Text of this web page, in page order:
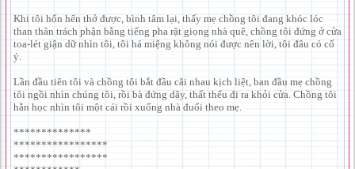
Khi tôi hổn hển thở được, bình tâm lại, thấy mẹ chồng tôi đang khóc lóc
than thân trách phận bằng tiếng pha rặt giọng nhà quê, chồng tôi đứng ở cửa
toa-lét giận dữ nhìn tôi, tôi há miệng không nói được nên lời, tôi đâu có cố
ý.
Lần đầu tiên tôi và chồng tôi bắt đầu cãi nhau kịch liệt, ban đầu mẹ chồng
tôi ngồi nhìn chúng tôi, rồi bà đứng dậy, thất thểu đi ra khỏi cửa. Chồng tôi
hằn học nhìn tôi một cái rồi xuống nhà đuổi theo mẹ.
**************
*****************
*****************